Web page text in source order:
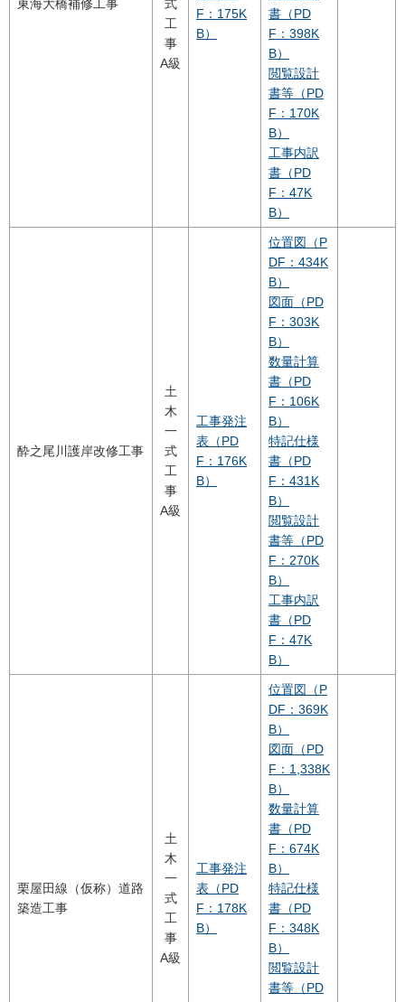
東海大橋補修工事
式
工
事
A級
F：175K
B）
書（PD
F：398K
B）
閲覧設計
書等（PD
F：170K
B）
工事内訳
書（PD
F：47K
B）
酔之尾川護岸改修工事
土
木
一
式
工
事
A級
工事発注
表（PD
F：176K
B）
位置図（P
DF：434K
B）
図面（PD
F：303K
B）
数量計算
書（PD
F：106K
B）
特記仕様
書（PD
F：431K
B）
閲覧設計
書等（PD
F：270K
B）
工事内訳
書（PD
F：47K
B）
栗屋田線（仮称）道路
築造工事
土
木
一
式
工
事
A級
工事発注
表（PD
F：178K
B）
位置図（P
DF：369K
B）
図面（PD
F：1,338K
B）
数量計算
書（PD
F：674K
B）
特記仕様
書（PD
F：348K
B）
閲覧設計
書等（PD